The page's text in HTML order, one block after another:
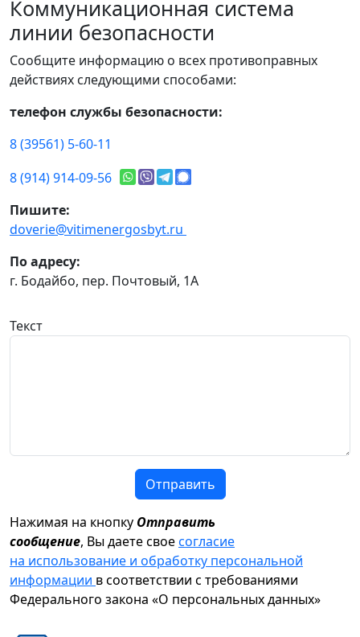
Коммуникационная система
линии безопасности
Сообщите информацию о всех противоправных
действиях следующими способами:
телефон службы безопасности:
8 (39561) 5-60-11
8 (914) 914-09-56
Пишите:
doverie@vitimenergosbyt.ru
По адресу:
г. Бодайбо, пер. Почтовый, 1А
Текст
Отправить
Нажимая на кнопку Отправить
сообщение, Вы даете своесогласие
на использование и обработку персональной
информации в соответствии с требованиями
Федерального закона «О персональных данных»